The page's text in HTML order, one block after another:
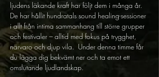
ljudens läkande kraft har följt dem i många år.
De har hållit hundratals sound healing-sessioner
i allt från intima sammanhang till större grupper
och festivaler – alltid med fokus på trygghet,
närvaro och djup vila.  Under denna timme får
du lägga dig bekvämt ner och ta emot ett
omslutande ljudlandskap.